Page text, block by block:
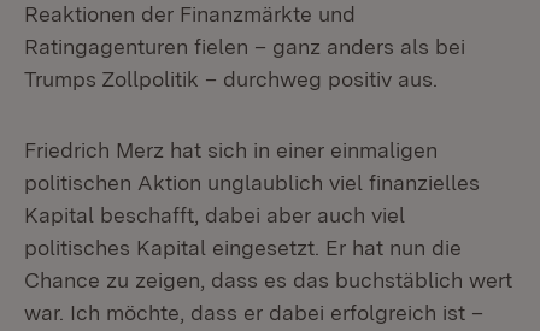
Reaktionen der Finanzmärkte und
Ratingagenturen fielen – ganz anders als bei
Trumps Zollpolitik – durchweg positiv aus.
Friedrich Merz hat sich in einer einmaligen
politischen Aktion unglaublich viel finanzielles
Kapital beschafft, dabei aber auch viel
politisches Kapital eingesetzt. Er hat nun die
Chance zu zeigen, dass es das buchstäblich wert
war. Ich möchte, dass er dabei erfolgreich ist –